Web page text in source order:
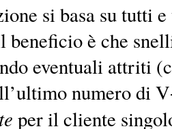
si basa su tutti
è che
eventuali attriti
numero di
per il cliente